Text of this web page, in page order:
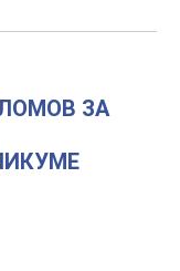
ЗА